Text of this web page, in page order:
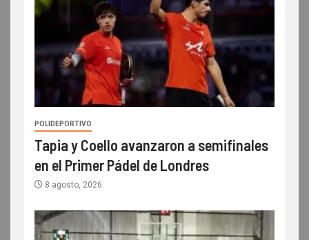
POLIDEPORTIVO
Tapia y Coello avanzaron a semifinales
en el Primer Pádel de Londres
8 agosto, 2026